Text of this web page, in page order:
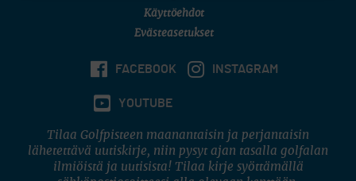
Käyttöehdot
Evästeasetukset
FACEBOOK INSTAGRAM
YOUTUBE
Tilaa Golfpisteen maanantaisin ja perjantaisin
lähetettävä uutiskirje, niin pysyt ajan tasalla golfalan
ilmiöistä ja uutisista! Tilaa kirje syöttämällä